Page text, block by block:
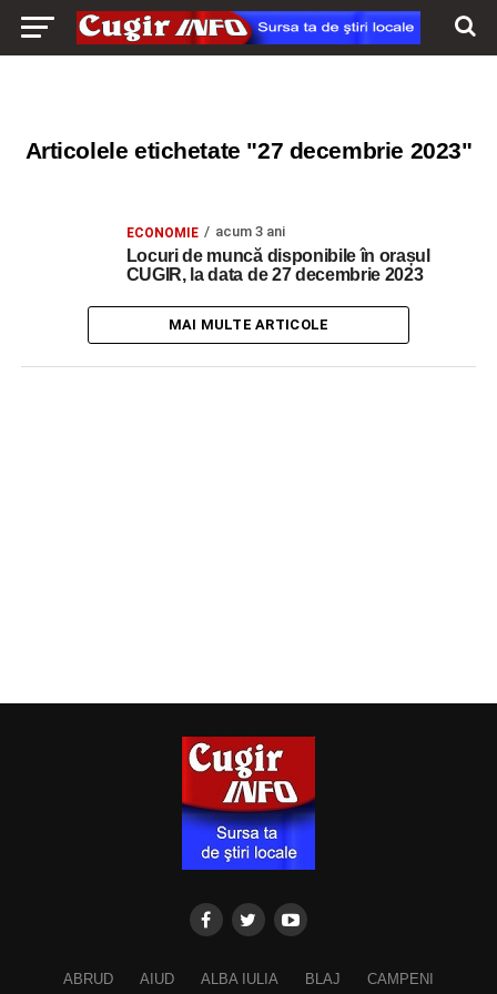
Articolele etichetate "27 decembrie 2023"
ECONOMIE acum 3 ani
Locuri de muncă disponibile în orașul
CUGIR, la data de 27 decembrie 2023
MAI MULTE ARTICOLE
ABRUD AIUD ALBA IULIA BLAJ CAMPENI